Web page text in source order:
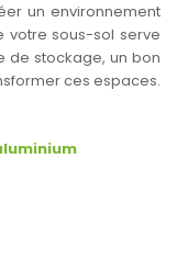
un environnement
votre sous-sol serve
de stockage, un bon
ces espaces.